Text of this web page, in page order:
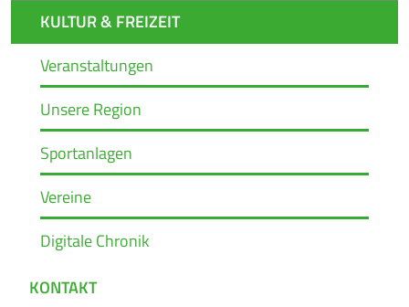
KULTUR & FREIZEIT
Veranstaltungen
Unsere Region
Sportanlagen
Vereine
Digitale Chronik
KONTAKT